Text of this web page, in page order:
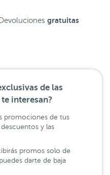
Devoluciones gratuitas
de las
interesan?
promociones de tus
y las
promos solo de
darte de baja